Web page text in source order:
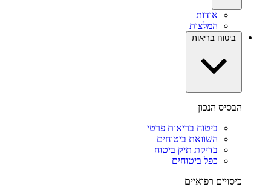
אודות
המלצות
ביטוח בריאות
הבסיס הנכון
ביטוח בריאות פרטי
השוואת ביטוחים
בדיקת תיק ביטוח
כפל ביטוחים
כיסויים רפואיים